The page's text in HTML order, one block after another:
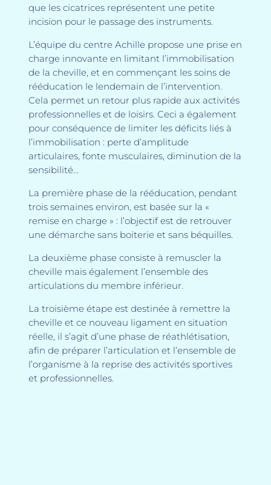
que les cicatrices représentent une petite
incision pour le passage des instruments.
L’équipe du centre Achille propose une prise en
charge innovante en limitant l’immobilisation
de la cheville, et en commençant les soins de
rééducation le lendemain de l’intervention.
Cela permet un retour plus rapide aux activités
professionnelles et de loisirs. Ceci a également
pour conséquence de limiter les déficits liés à
l’immobilisation : perte d’amplitude
articulaires, fonte musculaires, diminution de la
sensibilité…
La première phase de la rééducation, pendant
trois semaines environ, est basée sur la «
remise en charge » : l’objectif est de retrouver
une démarche sans boiterie et sans béquilles.
La deuxième phase consiste à remuscler la
cheville mais également l’ensemble des
articulations du membre inférieur.
La troisième étape est destinée à remettre la
cheville et ce nouveau ligament en situation
réelle, il s’agit d’une phase de réathlétisation,
afin de préparer l’articulation et l’ensemble de
l’organisme à la reprise des activités sportives
et professionnelles.